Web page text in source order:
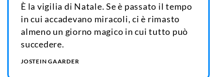
È la vigilia di Natale. Se è passato il tempo
in cui accadevano miracoli, ci è rimasto
almeno un giorno magico in cui tutto può
succedere.
JOSTEIN GAARDER